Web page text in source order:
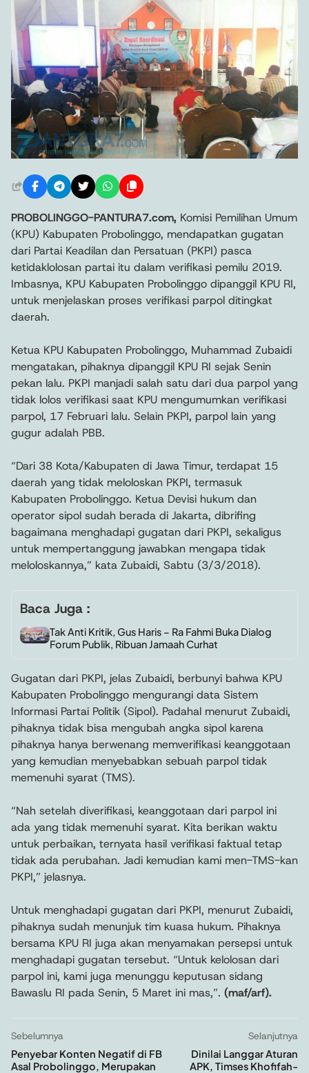
PROBOLINGGO-PANTURA7.com, Komisi Pemilihan Umum
(KPU) Kabupaten Probolinggo, mendapatkan gugatan
dari Partai Keadilan dan Persatuan (PKPI) pasca
ketidaklolosan partai itu dalam verifikasi pemilu 2019.
Imbasnya, KPU Kabupaten Probolinggo dipanggil KPU RI,
untuk menjelaskan proses verifikasi parpol ditingkat
daerah.
Ketua KPU Kabupaten Probolinggo, Muhammad Zubaidi
mengatakan, pihaknya dipanggil KPU RI sejak Senin
pekan lalu. PKPI manjadi salah satu dari dua parpol yang
tidak lolos verifikasi saat KPU mengumumkan verifikasi
parpol, 17 Februari lalu. Selain PKPI, parpol lain yang
gugur adalah PBB.
“Dari 38 Kota/Kabupaten di Jawa Timur, terdapat 15
daerah yang tidak meloloskan PKPI, termasuk
Kabupaten Probolinggo. Ketua Devisi hukum dan
operator sipol sudah berada di Jakarta, dibrifing
bagaimana menghadapi gugatan dari PKPI, sekaligus
untuk mempertanggung jawabkan mengapa tidak
meloloskannya,” kata Zubaidi, Sabtu (3/3/2018).
Baca Juga :
Tak Anti Kritik, Gus Haris – Ra Fahmi Buka Dialog
Forum Publik, Ribuan Jamaah Curhat
Gugatan dari PKPI, jelas Zubaidi, berbunyi bahwa KPU
Kabupaten Probolinggo mengurangi data Sistem
Informasi Partai Politik (Sipol). Padahal menurut Zubaidi,
pihaknya tidak bisa mengubah angka sipol karena
pihaknya hanya berwenang memverifikasi keanggotaan
yang kemudian menyebabkan sebuah parpol tidak
memenuhi syarat (TMS).
“Nah setelah diverifikasi, keanggotaan dari parpol ini
ada yang tidak memenuhi syarat. Kita berikan waktu
untuk perbaikan, ternyata hasil verifikasi faktual tetap
tidak ada perubahan. Jadi kemudian kami men-TMS-kan
PKPI,” jelasnya.
Untuk menghadapi gugatan dari PKPI, menurut Zubaidi,
pihaknya sudah menunjuk tim kuasa hukum. Pihaknya
bersama KPU RI juga akan menyamakan persepsi untuk
menghadapi gugatan tersebut. “Untuk kelolosan dari
parpol ini, kami juga menunggu keputusan sidang
Bawaslu RI pada Senin, 5 Maret ini mas,”. (maf/arf).
Sebelumnya
Penyebar Konten Negatif di FB
Asal Probolinggo, Merupakan
Selanjutnya
Dinilai Langgar Aturan
APK, Timses Khofifah-